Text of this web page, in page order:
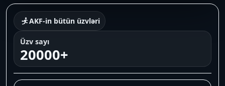
AKF-in bütün üzvləri
Üzv sayı
20000+